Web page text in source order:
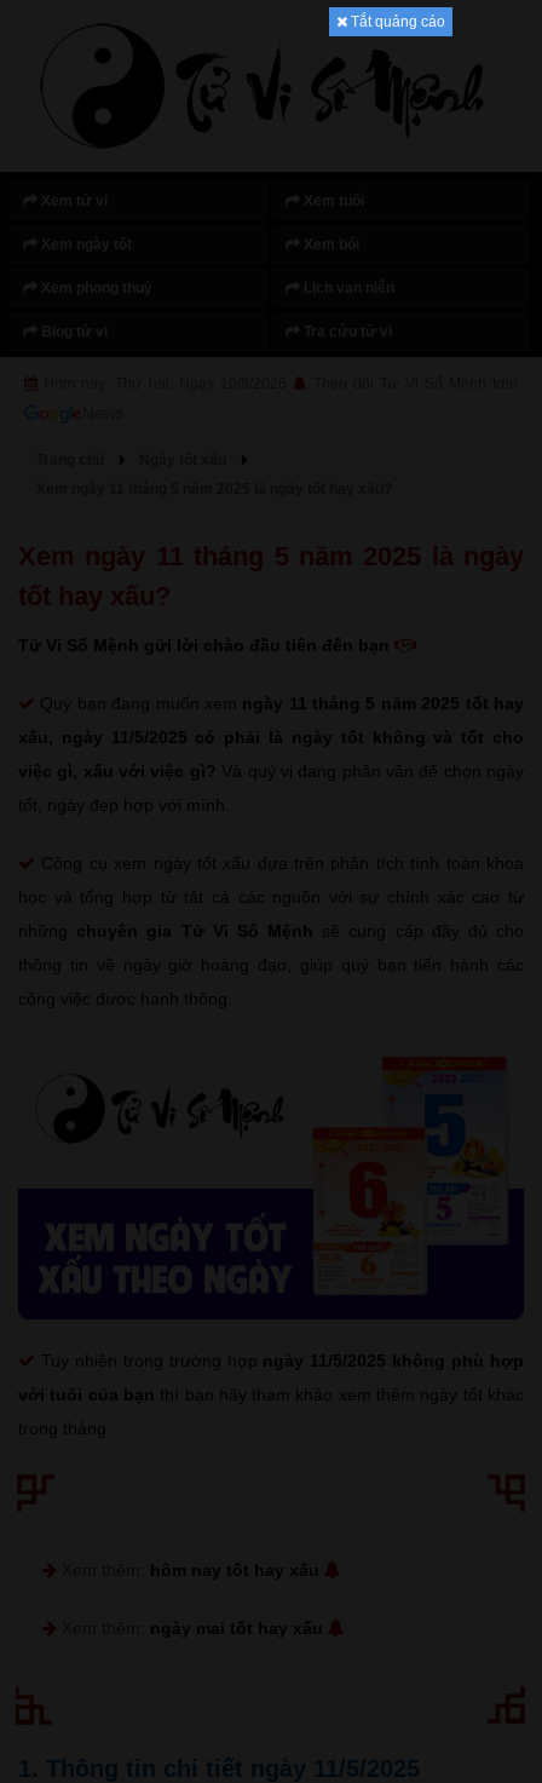
Tắt quảng cáo
Xem ngày 11 tháng 5 năm 2025 là ngày
tốt hay xấu?
Tử Vi Số Mệnh gửi lời chào đầu tiên đến bạn
Quý bạn đang muốn xem ngày 11 tháng 5 năm 2025 tốt hay
xấu, ngày 11/5/2025 có phải là ngày tốt không và tốt cho
việc gì, xấu với việc gì? Và quý vị đang phân vân để chọn ngày
tốt, ngày đẹp hợp với mình.
Công cụ xem ngày tốt xấu dựa trên phân tích tính toán khoa
học và tổng hợp từ tất cả các nguồn với sự chính xác cao từ
những chuyên gia Tử Vi Số Mệnh
sẽ cung cấp đầy đủ cho
thông tin về ngày giờ hoàng đạo, giúp quý bạn tiến hành các
công việc được hanh thông.
Tuy nhiên trong trường hợp ngày 11/5/2025 không phù hợp
với tuổi của bạn thì bạn hãy tham khảo xem thêm ngày tốt khác
trong tháng.
hôm nay tốt hay xấu
ngày mai tốt hay xấu
1. Thông tin chi tiết ngày 11/5/2025